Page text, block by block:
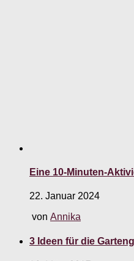
Eine 10-Minuten-
22. Januar 2024
von Annika
3 Ideen für die